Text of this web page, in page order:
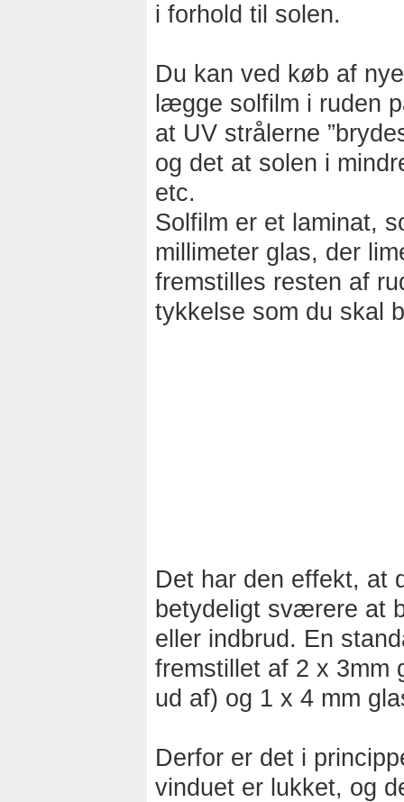
i forhold til solen.
Du kan ved køb af
lægge solfilm i ruden
at UV strålerne
og det at solen i
etc.
Solfilm er et laminat,
millimeter glas, der
fremstilles resten af
tykkelse som du skal
Det har den effekt, at
betydeligt sværere at
eller indbrud. En
fremstillet af 2 x 3mm
ud af) og 1 x 4 mm
Derfor er det i
vinduet er lukket, og